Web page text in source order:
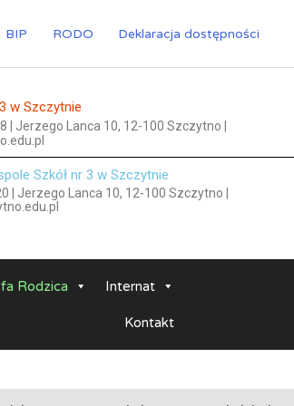
BIP RODO Deklaracja dostępności
w Szczytnie
| Jerzego Lanca 10, 12-100 Szczytno |
Szkół nr 3 w Szczytnie
| Jerzego Lanca 10, 12-100 Szczytno |
Rodzica Internat
Kontakt